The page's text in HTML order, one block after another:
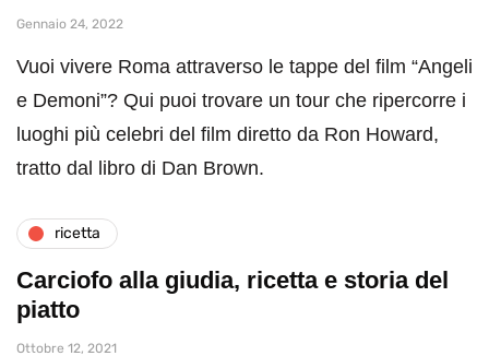
Gennaio 24, 2022
Vuoi vivere Roma attraverso le tappe del film “Angeli
e Demoni”? Qui puoi trovare un tour che ripercorre i
luoghi più celebri del film diretto da Ron Howard,
tratto dal libro di Dan Brown.
ricetta
Carciofo alla giudia, ricetta e storia del
piatto
Ottobre 12, 2021